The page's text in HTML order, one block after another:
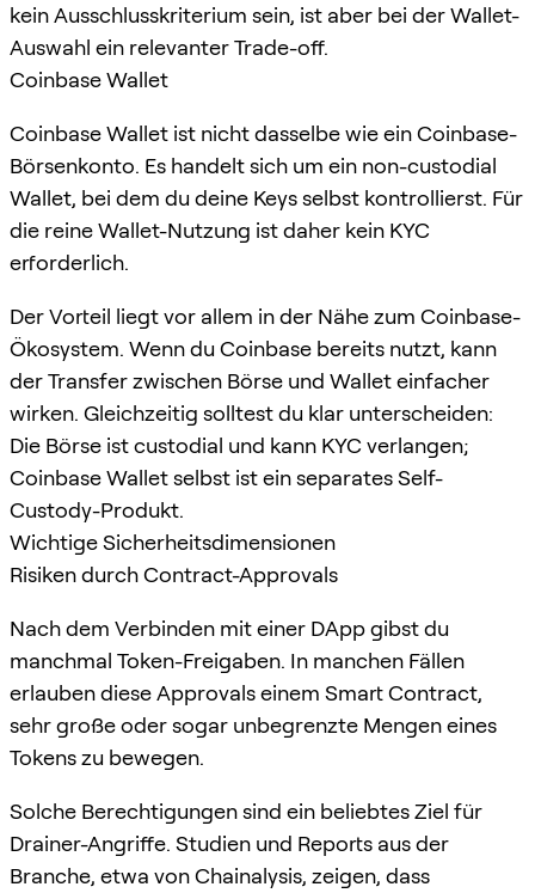
kein Ausschlusskriterium sein, ist aber bei der Wallet-
Auswahl ein relevanter Trade-off.
Coinbase Wallet
Coinbase Wallet ist nicht dasselbe wie ein Coinbase-
Börsenkonto. Es handelt sich um ein non-custodial
Wallet, bei dem du deine Keys selbst kontrollierst. Für
die reine Wallet-Nutzung ist daher kein KYC
erforderlich.
Der Vorteil liegt vor allem in der Nähe zum Coinbase-
Ökosystem. Wenn du Coinbase bereits nutzt, kann
der Transfer zwischen Börse und Wallet einfacher
wirken. Gleichzeitig solltest du klar unterscheiden:
Die Börse ist custodial und kann KYC verlangen;
Coinbase Wallet selbst ist ein separates Self-
Custody-Produkt.
Wichtige Sicherheitsdimensionen
Risiken durch Contract-Approvals
Nach dem Verbinden mit einer DApp gibst du
manchmal Token-Freigaben. In manchen Fällen
erlauben diese Approvals einem Smart Contract,
sehr große oder sogar unbegrenzte Mengen eines
Tokens zu bewegen.
Solche Berechtigungen sind ein beliebtes Ziel für
Drainer-Angriffe. Studien und Reports aus der
Branche, etwa von Chainalysis, zeigen, dass